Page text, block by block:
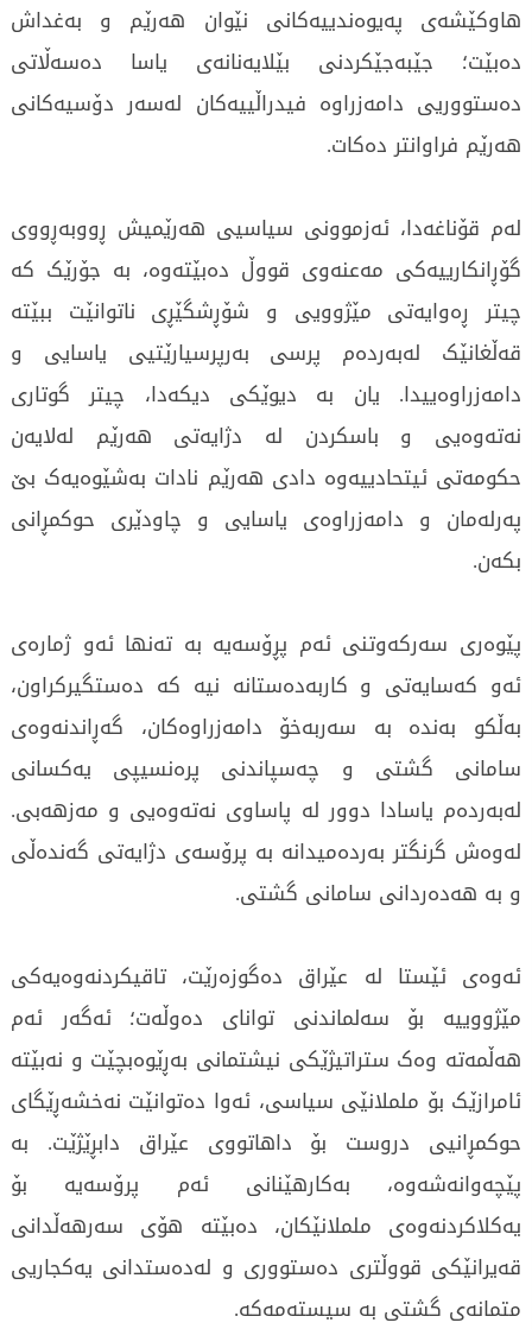
هاوکێشەی پەیوەندییەکانی نێوان هەرێم و بەغداش
دەبێت؛ جێبەجێکردنی بێلایەنانەی یاسا دەسەڵاتی
دەستووریی دامەزراوە فیدراڵییەکان لەسەر دۆسیەکانی
هەرێم فراوانتر دەکات.
لەم قۆناغەدا، ئەزموونی سیاسیی هەرێمیش ڕووبەڕووی
گۆڕانکارییەکی مەعنەوی قووڵ دەبێتەوە، بە جۆرێک کە
چیتر ڕەوایەتی مێژوویی و شۆڕشگێڕی ناتوانێت ببێتە
قەڵغانێک لەبەردەم پرسی بەرپرسیارێتیی یاسایی و
دامەزراوەییدا. یان بە دیوێکی دیکەدا، چیتر گوتاری
نەتەوەیی و باسکردن لە دژایەتی هەرێم لەلایەن
حکومەتی ئیتحادییەوە دادی هەرێم نادات بەشێوەیەک بێ
پەرلەمان و دامەزراوەی یاسایی و چاودێری حوکمڕانی
بکەن.
پێوەری سەرکەوتنی ئەم پڕۆسەیە بە تەنها ئەو ژمارەی
ئەو کەسایەتی و کاربەدەستانە نیە کە دەستگیرکراون،
بەڵکو بەندە بە سەربەخۆ دامەزراوەکان، گەڕاندنەوەی
سامانی گشتی و چەسپاندنی پرەنسیپی یەکسانی
لەبەردەم یاسادا دوور لە پاساوی نەتەوەیی و مەزهەبی.
لەوەش گرنگتر بەردەمیدانە بە پرۆسەی دژایەتی گەندەڵی
و بە هەدەردانی سامانی گشتی.
ئەوەی ئێستا لە عێراق دەگوزەرێت، تاقیکردنەوەیەکی
مێژووییە بۆ سەلماندنی توانای دەوڵەت؛ ئەگەر ئەم
هەڵمەتە وەک ستراتیژێکی نیشتمانی بەڕێوەبچێت و نەبێتە
ئامرازێک بۆ ململانێی سیاسی، ئەوا دەتوانێت نەخشەڕێگای
حوکمڕانیی دروست بۆ داهاتووی عێراق دابڕێژێت. بە
پێچەوانەشەوە، بەکارهێنانی ئەم پرۆسەیە بۆ
یەکلاکردنەوەی ململانێکان، دەبێتە هۆی سەرهەڵدانی
قەیرانێکی قووڵتری دەستووری و لەدەستدانی یەکجاریی
متمانەی گشتی بە سیستەمەکە.